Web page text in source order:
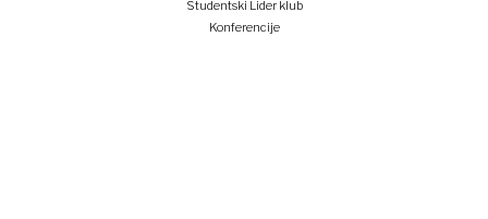
Studentski Lider klub
Konferencije